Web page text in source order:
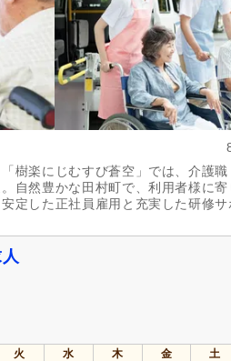
樹楽にじむすび蒼空」では、介護職
自然豊かな田村町で、利用者様に
定した正社員雇用と充実した研修サ
火 水 木 金 土